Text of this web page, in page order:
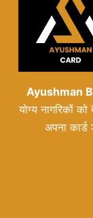
Ayushman
योग्य नागरिकों
अपना